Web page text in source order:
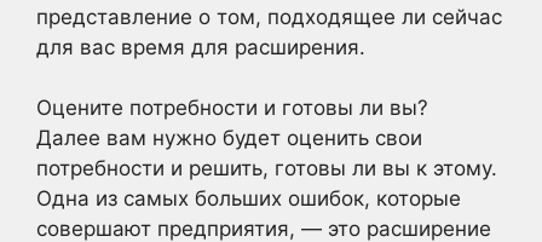
представление о том, подходящее ли сейчас
для вас время для расширения.
Оцените потребности и готовы ли вы?
Далее вам нужно будет оценить свои
потребности и решить, готовы ли вы к этому.
Одна из самых больших ошибок, которые
совершают предприятия, — это расширение